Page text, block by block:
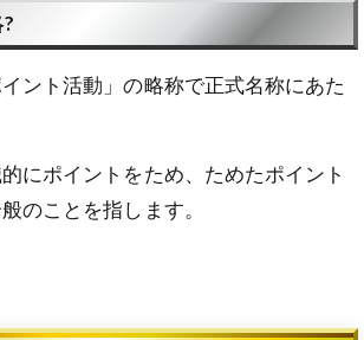
ント活動」の略称で正式名称にあた
にポイントをため、ためたポイント
のことを指します。